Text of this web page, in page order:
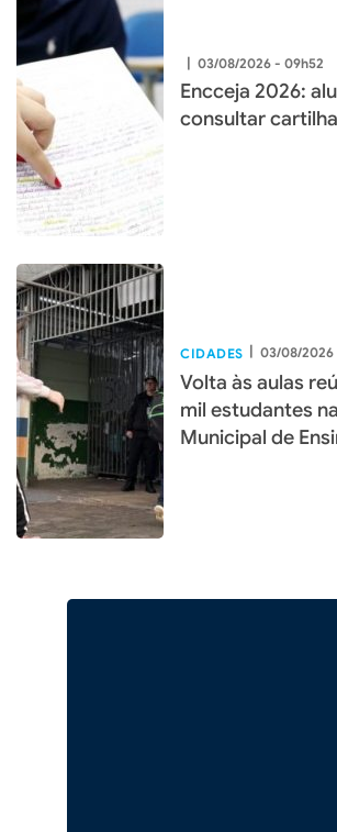
| 03/08/2026 - 09h52
Encceja 2026:
consultar
CIDADES | 03/08/2026
Volta às aulas
mil estudantes
Municipal de